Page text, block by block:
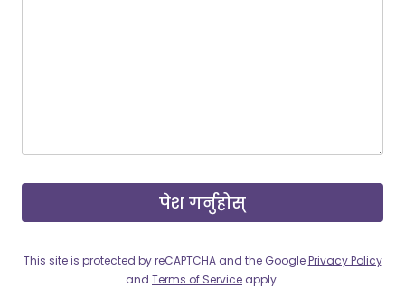
पेश गर्नुहोस्
This site is protected by reCAPTCHA and the GooglePrivacy Policy
and Terms of Service apply.